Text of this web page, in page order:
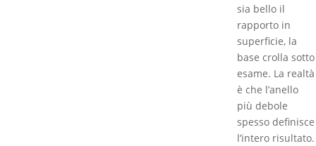
sia bello il
rapporto in
superficie, la
base crolla sotto
esame. La realtà
è che l’anello
più debole
spesso definisce
l’intero risultato.